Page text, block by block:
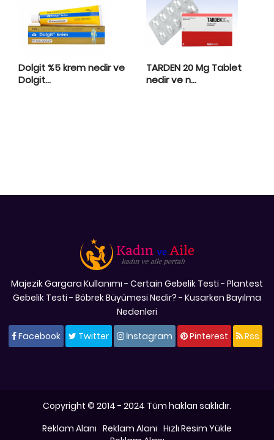
Dolgit %5 krem nedir ve
Dolgit...
TARDEN 20 Mg Tablet
nedir ve n...
Majezik Gargara Kullanımı - Certain Gebelik Testi - Plantest
Gebelik Testi - Böbrek Büyümesi Nedir? - Kusarken Bayılma
Nedenleri
Facebook
Twitter İnstagram Pinterest Rss
Copyright © 2014 - 2024 Tüm hakları saklıdır.
Reklam Alanı Reklam Alanı Hızlı Resim Yükle